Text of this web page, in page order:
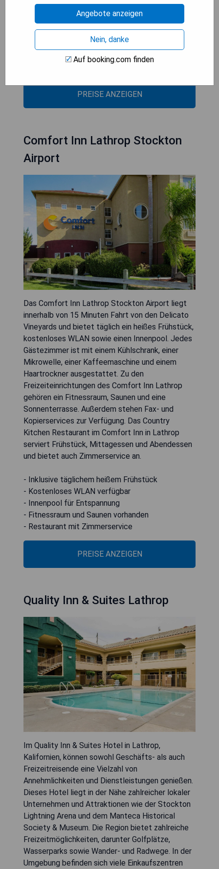
- Außenpool und Fitnesszentrum
- Kostenfreies WLAN
- Haustierfreundlich
- 24-Stunden Rezeption
PREISE ANZEIGEN
Comfort Inn Lathrop Stockton
Airport
Das Comfort Inn Lathrop Stockton Airport liegt
innerhalb von 15 Minuten Fahrt von den Delicato
Vineyards und bietet täglich ein heißes Frühstück,
kostenloses WLAN sowie einen Innenpool. Jedes
Gästezimmer ist mit einem Kühlschrank, einer
Mikrowelle, einer Kaffeemaschine und einem
Haartrockner ausgestattet. Zu den
Freizeiteinrichtungen des Comfort Inn Lathrop
gehören ein Fitnessraum, Saunen und eine
Sonnenterrasse. Außerdem stehen Fax- und
Kopierservices zur Verfügung. Das Country
Kitchen Restaurant im Comfort Inn in Lathrop
serviert Frühstück, Mittagessen und Abendessen
und bietet auch Zimmerservice an.
- Inklusive täglichem heißem Frühstück
- Kostenloses WLAN verfügbar
- Innenpool für Entspannung
- Fitnessraum und Saunen vorhanden
- Restaurant mit Zimmerservice
PREISE ANZEIGEN
Quality Inn & Suites Lathrop
Im Quality Inn & Suites Hotel in Lathrop,
Kalifornien, können sowohl Geschäfts- als auch
Freizeitreisende eine Vielzahl von
Annehmlichkeiten und Dienstleistungen genießen.
Dieses Hotel liegt in der Nähe zahlreicher lokaler
Unternehmen und Attraktionen wie der Stockton
Lightning Arena und dem Manteca Historical
Society & Museum. Die Region bietet zahlreiche
Freizeitmöglichkeiten, darunter Golfplätze,
Wasserparks sowie Wander- und Radwege. In der
Umgebung befinden sich viele Einkaufszentren
Angebote anzeigen
Nein, danke
Auf booking.com finden